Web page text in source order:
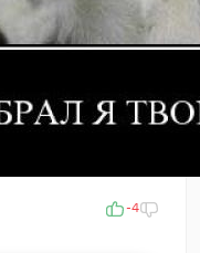
-4